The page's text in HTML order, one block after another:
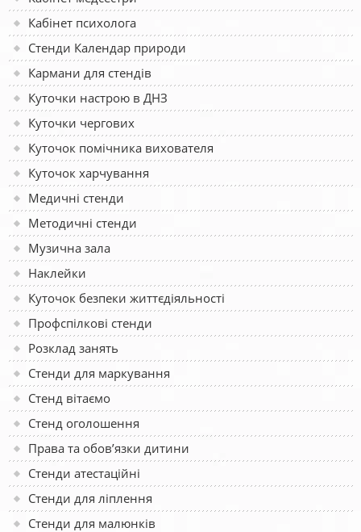
Кабінет психолога
Стенди Календар природи
Кармани для стендів
Куточки настрою в ДНЗ
Куточки чергових
Куточок помічника вихователя
Куточок харчування
Медичні стенди
Методичні стенди
Музична зала
Наклейки
Куточок безпеки життєдіяльності
Профспілкові стенди
Розклад занять
Стенди для маркування
Стенд вітаємо
Стенд оголошення
Права та обов’язки дитини
Стенди атестаційні
Стенди для ліплення
Стенди для малюнків